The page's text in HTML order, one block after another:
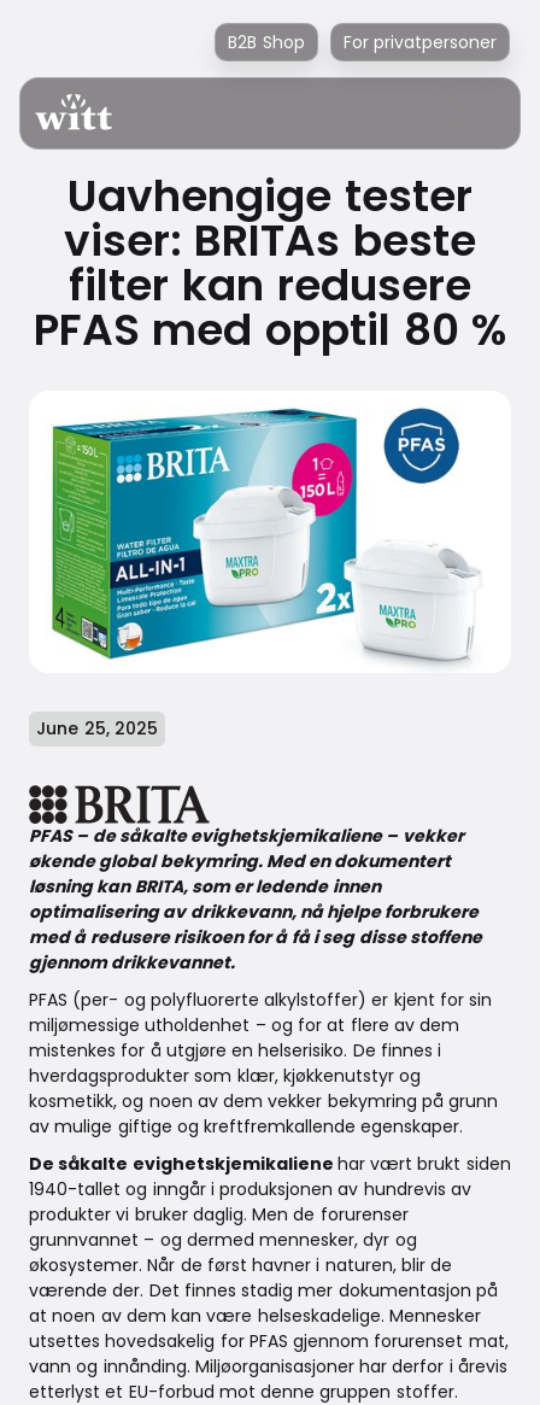
B2B Shop For privatpersoner
Uavhengige tester
viser: BRITAs beste
filter kan redusere
PFAS med opptil 80 %
June 25, 2025
PFAS – de såkalte evighetskjemikaliene – vekker
økende global bekymring. Med en dokumentert
løsning kan BRITA, som er ledende innen
optimalisering av drikkevann, nå hjelpe forbrukere
med å redusere risikoen for å få i seg disse stoffene
gjennom drikkevannet.
PFAS (per- og polyfluorerte alkylstoffer) er kjent for sin
miljømessige utholdenhet – og for at flere av dem
mistenkes for å utgjøre en helserisiko. De finnes i
hverdagsprodukter som klær, kjøkkenutstyr og
kosmetikk, og noen av dem vekker bekymring på grunn
av mulige giftige og kreftfremkallende egenskaper.
De såkalte evighetskjemikaliene har vært brukt siden
1940-tallet og inngår i produksjonen av hundrevis av
produkter vi bruker daglig. Men de forurenser
grunnvannet – og dermed mennesker, dyr og
økosystemer. Når de først havner i naturen, blir de
værende der. Det finnes stadig mer dokumentasjon på
at noen av dem kan være helseskadelige. Mennesker
utsettes hovedsakelig for PFAS gjennom forurenset mat,
vann og innånding. Miljøorganisasjoner har derfor i årevis
etterlyst et EU-forbud mot denne gruppen stoffer.